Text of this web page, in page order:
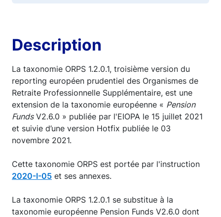
Description
La taxonomie ORPS 1.2.0.1, troisième version du
reporting européen prudentiel des Organismes de
Retraite Professionnelle Supplémentaire, est une
extension de la taxonomie européenne « Pension
FundsV2.6.0 » publiée par l'EIOPA le 15 juillet 2021
et suivie d’une version Hotfix publiée le 03
novembre 2021.
Cette taxonomie ORPS est portée par l'instruction
2020-I-05 et ses annexes.
La taxonomie ORPS 1.2.0.1 se substitue à la
taxonomie européenne Pension Funds V2.6.0 dont